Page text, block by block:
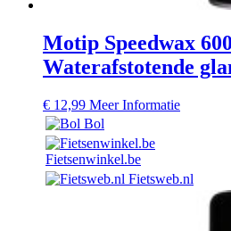
Motip Speedwax
Waterafstotende
€ 12,99 Meer Informatie
Bol
Fietsenwinkel.be
Fietsweb.nl